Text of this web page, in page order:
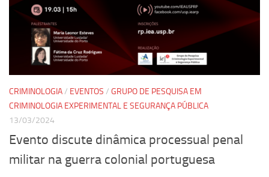
Equipe
Estrutura do polo
Espaço de Eventos
Projetos
Ciência com Pipoca
Ciência Por Elas
Pint of Science
CRIMINOLOGIA/ EVENTOS / GRUPO DE PESQUISA EM
CRIMINOLOGIA EXPERIMENTAL E SEGURANÇA PÚBLICA
13/03/2024
Evento discute dinâmica processual penal
militar na guerra colonial portuguesa